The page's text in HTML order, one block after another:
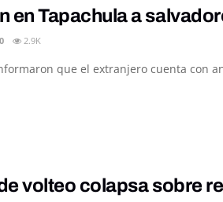
en Tapachula a
0 2.9K
que el extranjero cuenta con
volteo colapsa sobre